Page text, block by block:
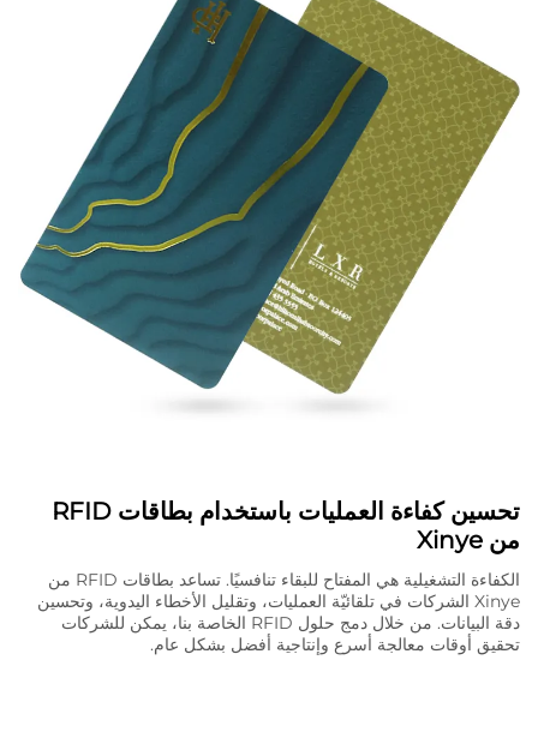
تحسين كفاءة العمليات باستخدام بطاقات RFID
من Xinye
الكفاءة التشغيلية هي المفتاح للبقاء تنافسيًا. تساعد بطاقات RFID من
Xinye الشركات في تلقائيّة العمليات، وتقليل الأخطاء اليدوية، وتحسين
دقة البيانات. من خلال دمج حلول RFID الخاصة بنا، يمكن للشركات
تحقيق أوقات معالجة أسرع وإنتاجية أفضل بشكل عام.